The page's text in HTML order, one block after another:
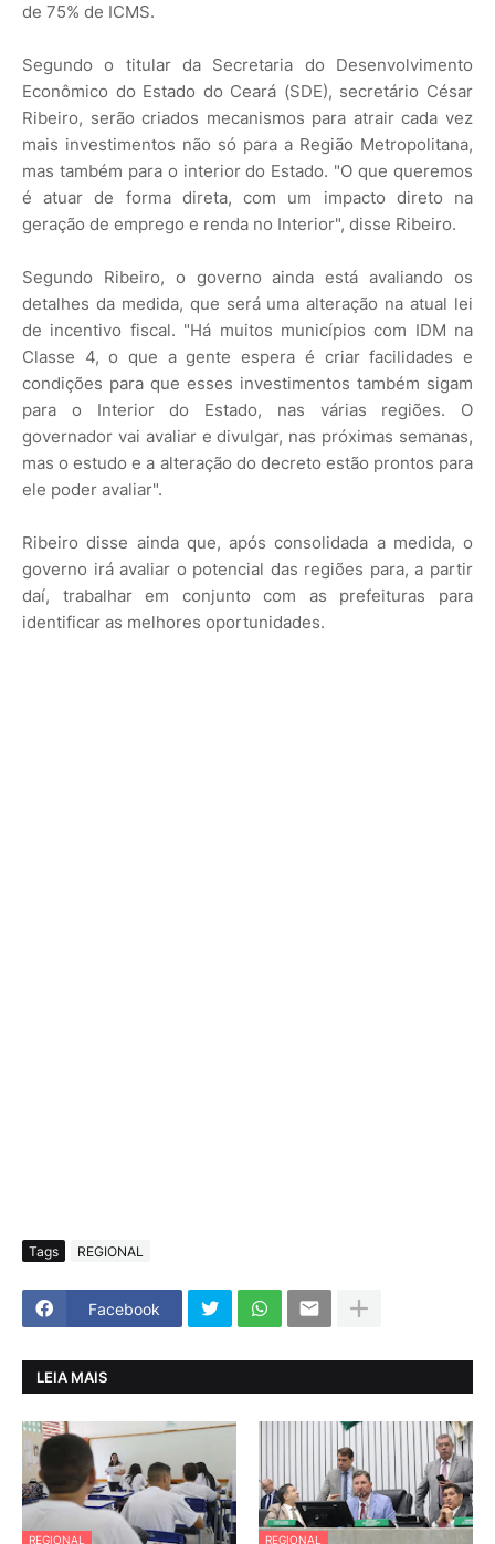
de 75% de ICMS.
Segundo o titular da Secretaria do Desenvolvimento
Econômico do Estado do Ceará (SDE), secretário César
Ribeiro, serão criados mecanismos para atrair cada vez
mais investimentos não só para a Região Metropolitana,
mas também para o interior do Estado. "O que queremos
é atuar de forma direta, com um impacto direto na
geração de emprego e renda no Interior", disse Ribeiro.
Segundo Ribeiro, o governo ainda está avaliando os
detalhes da medida, que será uma alteração na atual lei
de incentivo fiscal. "Há muitos municípios com IDM na
Classe 4, o que a gente espera é criar facilidades e
condições para que esses investimentos também sigam
para o Interior do Estado, nas várias regiões. O
governador vai avaliar e divulgar, nas próximas semanas,
mas o estudo e a alteração do decreto estão prontos para
ele poder avaliar".
Ribeiro disse ainda que, após consolidada a medida, o
governo irá avaliar o potencial das regiões para, a partir
daí, trabalhar em conjunto com as prefeituras para
identificar as melhores oportunidades.
Tags REGIONAL
Facebook
LEIA MAIS
REGIONAL REGIONAL